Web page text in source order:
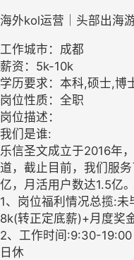
海外kol运营｜头部出海
工作城市：成都
薪资：5k-10k
学历要求：本科,硕士,博
岗位性质：全职
岗位描述：
我们是谁:
乐信圣文成立于2016年
道，截止目前，我们服
亿，月活用户数达1.5亿。
1、岗位福利情况总揽:
8k(转正定底薪)+月度奖
2、工作时间:9:30-
日休